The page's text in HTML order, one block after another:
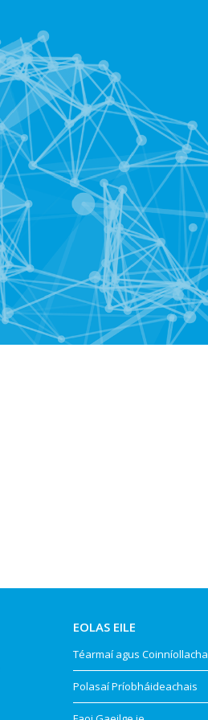
EOLAS EILE
Téarmaí agus Coinníollacha
Polasaí Príobháideachais